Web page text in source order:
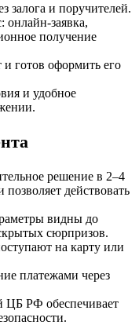
залога и поручителей.
онлайн-заявка,
получение
готов оформить его
и удобное
решение в 2–4
действовать
видны до
сюрпризов.
на карту или
платежами через
ЦБ РФ обеспечивает